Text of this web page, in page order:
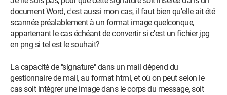
document Word, c'est aussi mon cas, il faut bien qu'elle ait été
scannée préalablement à un format image quelconque,
appartenant le cas échéant de convertir si c'est un fichier jpg
en png si tel est le souhait?
La capacité de "signature" dans un mail dépend du
gestionnaire de mail, au format html, et où on peut selon le
cas soit intégrer une image dans le corps du message, soit